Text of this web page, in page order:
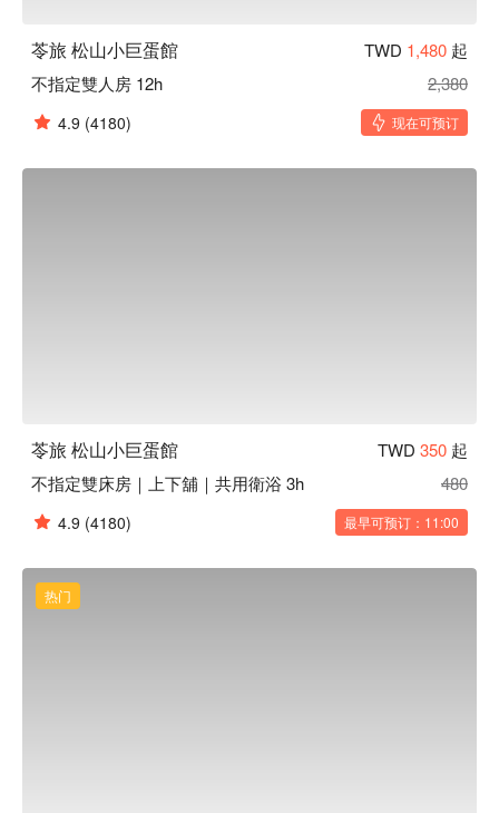
苓旅 松山小巨蛋館 TWD 1,480 起
不指定雙人房 12h
2,380
4.9 (4180) 现在可预订
苓旅 松山小巨蛋館 TWD 350 起
不指定雙床房｜上下舖｜共用衛浴 3h
480
4.9 (4180) 最早可预订：11:00
热门